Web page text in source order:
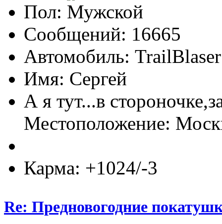
Пол:
Сообщений: 16665
Автомобиль:
Имя: Сергей
А я тут...в
Местоположение:
Карма: +1024/-3
Re: Предновогодние